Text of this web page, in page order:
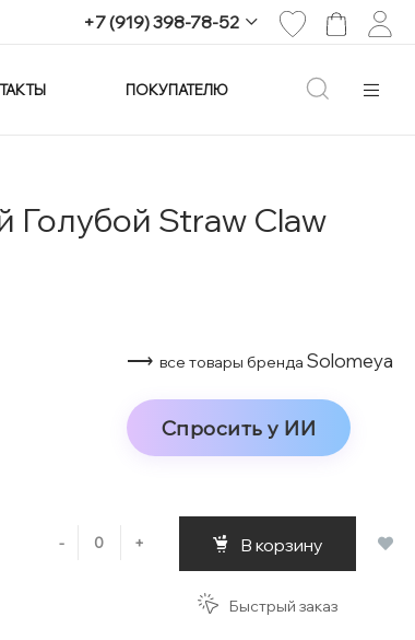
+7 (919) 398-78-52
+7 (919) 398-78-52
ПОКУПАТЕЛЮ
Голубой Straw Claw
⟶ все товары бренда Solomeya
Спросить у ИИ
- + В корзину
Быстрый заказ